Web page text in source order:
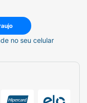
no seu celular